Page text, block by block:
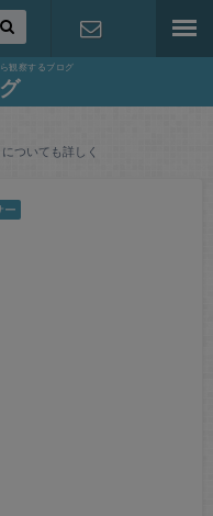
観察するブログ
ついても詳しく
ー